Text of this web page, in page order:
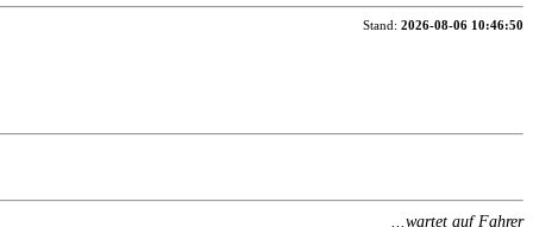
Stand: 2026-08-06 10:46:50
...wartet auf Fahrer